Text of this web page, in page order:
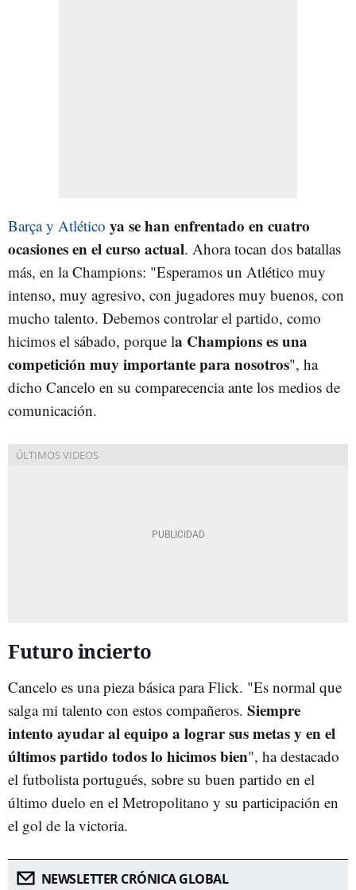
Barça y Atlético ya se han enfrentado en cuatro
ocasiones en el curso actual. Ahora tocan dos batallas
más, en la Champions: "Esperamos un Atlético muy
intenso, muy agresivo, con jugadores muy buenos, con
mucho talento. Debemos controlar el partido, como
hicimos el sábado, porque la Champions es una
competición muy importante para nosotros", ha
dicho Cancelo en su comparecencia ante los medios de
comunicación.
Futuro incierto
Cancelo es una pieza básica para Flick. "Es normal que
salga mi talento con estos compañeros. Siempre
intento ayudar al equipo a lograr sus metas y en el
últimos partido todos lo hicimos bien", ha destacado
el futbolista portugués, sobre su buen partido en el
último duelo en el Metropolitano y su participación en
el gol de la victoria.
NEWSLETTER CRÓNICA GLOBAL